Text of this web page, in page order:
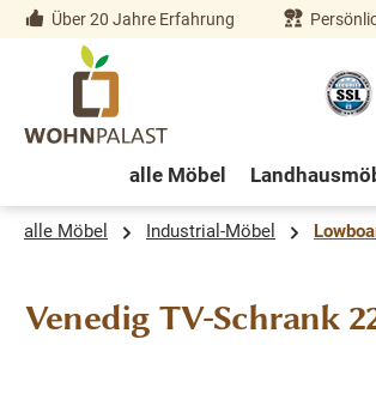
Zur Hauptnavigation
Über 20 Jahre Erfahrung
alle Möbel
alle Möbel Industrial-Möbel
Venedig TV-Schrank